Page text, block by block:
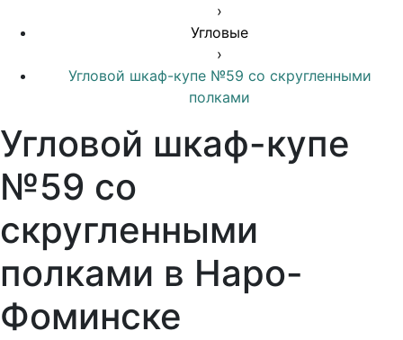
›
Угловые
›
Угловой шкаф-купе №59 со скругленными
полками
Угловой шкаф-купе
№59 со
скругленными
полками в Наро-
Фоминске